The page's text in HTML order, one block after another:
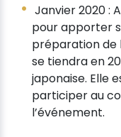
Janvier 2020 :
pour apporter
préparation de
se tiendra en
japonaise. Elle
participer au
l’événement.